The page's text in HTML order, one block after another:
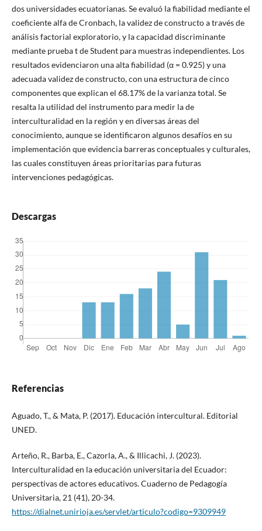
dos universidades ecuatorianas. Se evaluó la fiabilidad mediante el
coeficiente alfa de Cronbach, la validez de constructo a través de
análisis factorial exploratorio, y la capacidad discriminante
mediante prueba t de Student para muestras independientes. Los
resultados evidenciaron una alta fiabilidad (α = 0.925) y una
adecuada validez de constructo, con una estructura de cinco
componentes que explican el 68.17% de la varianza total. Se
resalta la utilidad del instrumento para medir la de
interculturalidad en la región y en diversas áreas del
conocimiento, aunque se identificaron algunos desafíos en su
implementación que evidencia barreras conceptuales y culturales,
las cuales constituyen áreas prioritarias para futuras
intervenciones pedagógicas.
Descargas
Referencias
Aguado, T., & Mata, P. (2017). Educación intercultural. Editorial
UNED.
Arteño, R., Barba, E., Cazorla, A., & Illicachi, J. (2023).
Interculturalidad en la educación universitaria del Ecuador:
perspectivas de actores educativos. Cuaderno de Pedagogía
Universitaria, 21 (41), 20-34.
https://dialnet.unirioja.es/servlet/articulo?codigo=9309949